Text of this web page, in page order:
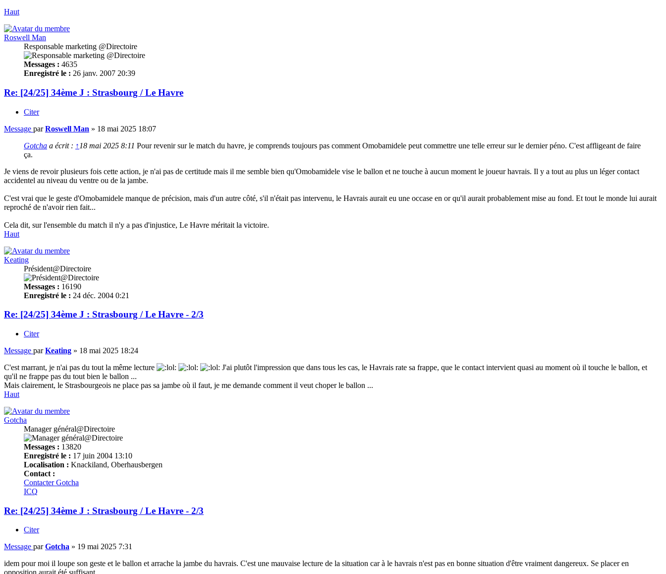
Haut
Roswell Man
Responsable marketing @Directoire
Messages : 4635
Enregistré le : 26 janv. 2007 20:39
Re: [24/25] 34ème J : Strasbourg / Le Havre
Citer
Message parRoswell Man » 18 mai 2025 18:07
Gotcha a écrit : ↑ 18 mai 2025 8:11 Pour revenir sur le match du havre, je comprends toujours pas comment Omobamidele peut commettre une telle erreur sur le dernier péno. C'est affligeant de faire
ça.
Je viens de revoir plusieurs fois cette action, je n'ai pas de certitude mais il me semble bien qu'Omobamidele vise le ballon et ne touche à aucun moment le joueur havrais. Il y a tout au plus un léger contact
accidentel au niveau du ventre ou de la jambe.
C'est vrai que le geste d'Omobamidele manque de précision, mais d'un autre côté, s'il n'était pas intervenu, le Havrais aurait eu une occase en or qu'il aurait probablement mise au fond. Et tout le monde lui aurait
reproché de n'avoir rien fait...
Cela dit, sur l'ensemble du match il n'y a pas d'injustice, Le Havre méritait la victoire.
Haut
Keating
Président@Directoire
Messages : 16190
Enregistré le : 24 déc. 2004 0:21
Re: [24/25] 34ème J : Strasbourg / Le Havre - 2/3
Citer
Message parKeating » 18 mai 2025 18:24
C'est marrant, je n'ai pas du tout la même lecture
J'ai plutôt l'impression que dans tous les cas, le Havrais rate sa frappe, que le contact intervient quasi au moment où il touche le ballon, et
qu'il ne frappe pas du tout bien le ballon ...
Mais clairement, le Strasbourgeois ne place pas sa jambe où il faut, je me demande comment il veut choper le ballon ...
Haut
Gotcha
Manager général@Directoire
Messages : 13820
Enregistré le : 17 juin 2004 13:10
Localisation : Knackiland, Oberhausbergen
Contact :
Contacter Gotcha
ICQ
Re: [24/25] 34ème J : Strasbourg / Le Havre - 2/3
Citer
Message parGotcha » 19 mai 2025 7:31
idem pour moi il loupe son geste et le ballon et arrache la jambe du havrais. C'est une mauvaise lecture de la situation car à le havrais n'est pas en bonne situation d'être vraiment dangereux. Se placer en